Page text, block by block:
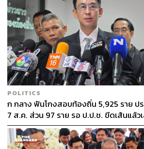
POLITICS
ก กลาง ฟันโกงสอบท้องถิ่น 5,925 ราย ป
7 ส.ค. ส่วน 97 ราย รอ ป.ป.ช. ขีดเส้นแล้ว